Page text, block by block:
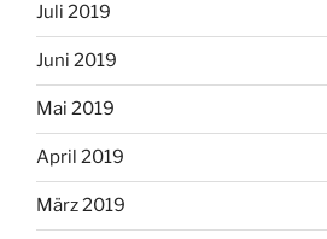
Juli 2019
Juni 2019
Mai 2019
April 2019
März 2019